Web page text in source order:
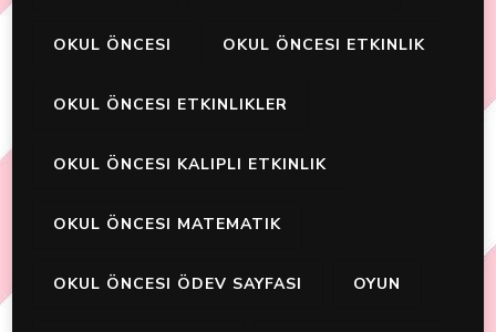
OKUL ÖNCESI OKUL ÖNCESI ETKINLIK
OKUL ÖNCESI ETKINLIKLER
OKUL ÖNCESI KALIPLI ETKINLIK
OKUL ÖNCESI MATEMATIK
OKUL ÖNCESI ÖDEV SAYFASI OYUN